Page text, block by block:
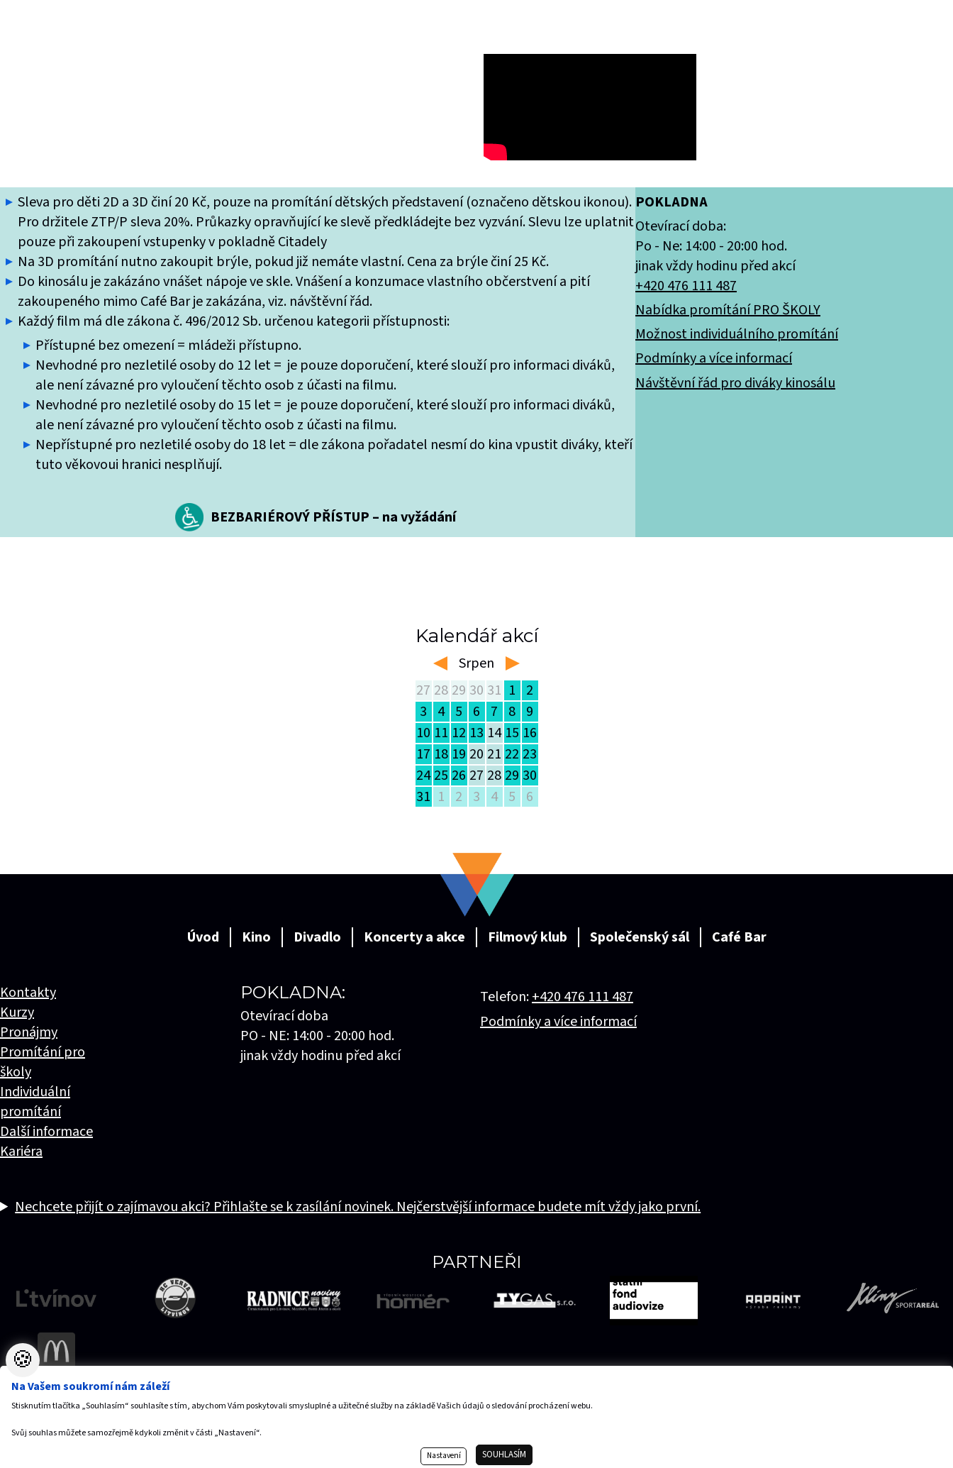
Sleva pro děti 2D a 3D činí 20 Kč, pouze na promítání dětských představení (označeno dětskou ikonou).
Pro držitele ZTP/P sleva 20%. Průkazky opravňující ke slevě předkládejte bez vyzvání. Slevu lze uplatnit
pouze při zakoupení vstupenky v pokladně Citadely
Na 3D promítání nutno zakoupit brýle, pokud již nemáte vlastní. Cena za brýle činí 25 Kč.
Do kinosálu je zakázáno vnášet nápoje ve skle. Vnášení a konzumace vlastního občerstvení a pití
zakoupeného mimo Café Bar je zakázána, viz. návštěvní řád.
Každý film má dle zákona č. 496/2012 Sb. určenou kategorii přístupnosti:
Přístupné bez omezení = mládeži přístupno.
Nevhodné pro nezletilé osoby do 12 let = je pouze doporučení, které slouží pro informaci diváků,
ale není závazné pro vyloučení těchto osob z účasti na filmu.
Nevhodné pro nezletilé osoby do 15 let = je pouze doporučení, které slouží pro informaci diváků,
ale není závazné pro vyloučení těchto osob z účasti na filmu.
Nepřístupné pro nezletilé osoby do 18 let = dle zákona pořadatel nesmí do kina vpustit diváky, kteří
tuto věkovoui hranici nesplňují.
BEZBARIÉROVÝ PŘÍSTUP – na vyžádání
POKLADNA
Otevírací doba:
Po - Ne: 14:00 - 20:00 hod.
jinak vždy hodinu před akcí
+420 476 111 487
Nabídka promítání PRO ŠKOLY
Možnost individuálního promítání
Podmínky a více informací
Návštěvní řád pro diváky kinosálu
Kalendář akcí
left Srpen right
27 28 29 30 31 1
2
3
4 5 6 7 8 9
10 11 12 13 14 15 16
17 18 19 20 21 22 23
24 25 26 27 28 29 30
31 1 2 3 4 5 6
Úvod Kino Divadlo Koncerty a akce Filmový klub Společenský sál Café Bar
PARTNEŘI
Kontakty
Kurzy
Pronájmy
Promítání pro
školy
Individuální
promítání
Další informace
Kariéra
POKLADNA:
Otevírací doba
PO - NE: 14:00 - 20:00 hod.
jinak vždy hodinu před akcí
Telefon:+420 476 111 487
Podmínky a více informací
Nechcete přijít o zajímavou akci? Přihlašte se k zasílání novinek. Nejčerstvější informace budete mít vždy jako první.
🍪
Na Vašem soukromí nám záleží
Stisknutím tlačítka „Souhlasím“ souhlasíte s tím, abychom Vám poskytovali smysluplné a užitečné služby na základě Vašich údajů o sledování procházení webu.
Svůj souhlas můžete samozřejmě kdykoli změnit v části „Nastavení“.
Nastavení
SOUHLASÍM